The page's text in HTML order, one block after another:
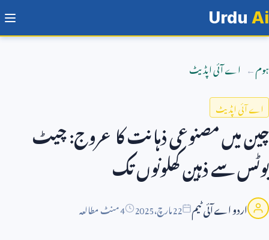
Urdu Ai
ہوم اے آئی اپڈیٹ
اے آئی اپڈیٹ
چین میں مصنوعی ذہانت کا عروج: چیٹ
بوٹس سے ذہین کھلونوں تک
اردو اے آئی ٹیم 22مارچ،2025 4 منٹ مطالعہ